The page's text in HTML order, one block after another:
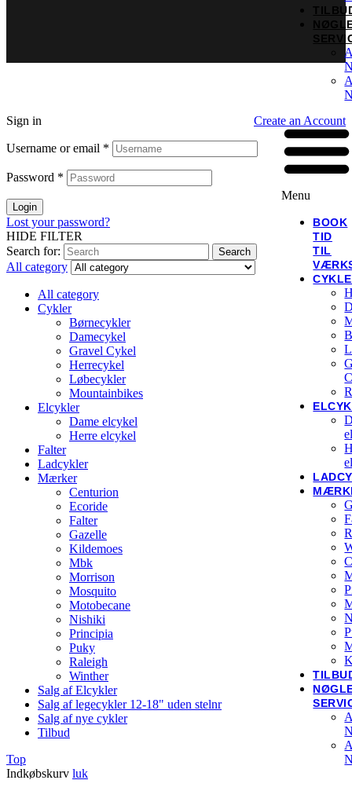
Menu
BOOK
TID
TIL
Sign in Create an Account
Username or email *
Password *
Login
Lost your password?
HIDE FILTER
Search for:
Search
All category
All category
Cykler
Børnecykler
Damecykel
Gravel Cykel
Herrecykel
Løbecykler
Mountainbikes
Elcykler
Dame elcykel
Herre elcykel
Falter
Ladcykler
Mærker
Centurion
Ecoride
Falter
Gazelle
Kildemoes
Mbk
Morrison
Mosquito
Motobecane
Nishiki
Principia
Puky
Raleigh
Winther
Salg af Elcykler
Salg af legecykler 12-18" uden stelnr
Salg af nye cykler
Tilbud
Top
Indkøbskurv luk